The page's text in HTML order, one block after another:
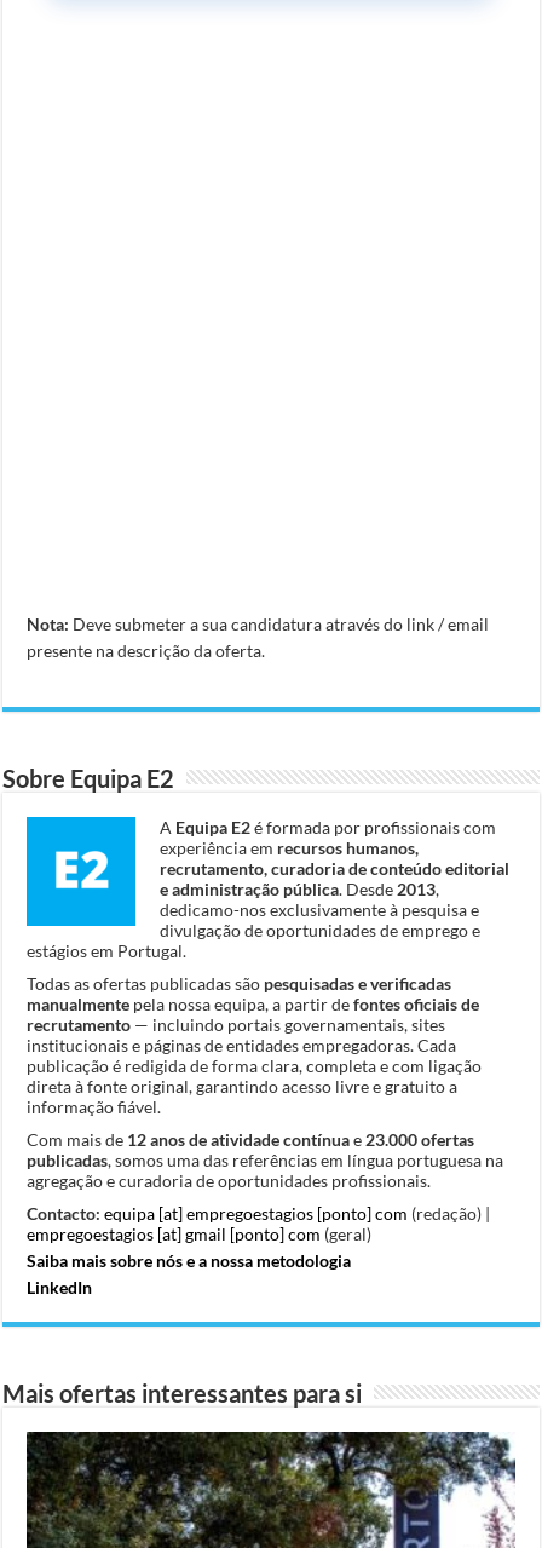
Nota: Deve submeter a sua candidatura através do link / email
presente na descrição da oferta.
Sobre Equipa E2
A Equipa E2é formada por profissionais com
experiência em recursos humanos,
recrutamento, curadoria de conteúdo editorial
e administração pública. Desde 2013,
dedicamo-nos exclusivamente à pesquisa e
divulgação de oportunidades de emprego e
estágios em Portugal.
Todas as ofertas publicadas são pesquisadas e verificadas
manualmente pela nossa equipa, a partir defontes oficiais de
recrutamento — incluindo portais governamentais, sites
institucionais e páginas de entidades empregadoras. Cada
publicação é redigida de forma clara, completa e com ligação
direta à fonte original, garantindo acesso livre e gratuito a
informação fiável.
Com mais de 12 anos de atividade contínuae 23.000 ofertas
publicadas, somos uma das referências em língua portuguesa na
agregação e curadoria de oportunidades profissionais.
Contacto: equipa [at] empregoestagios [ponto] com (redação) |
empregoestagios [at] gmail [ponto] com (geral)
Saiba mais sobre nós e a nossa metodologia
LinkedIn
Mais ofertas interessantes para si